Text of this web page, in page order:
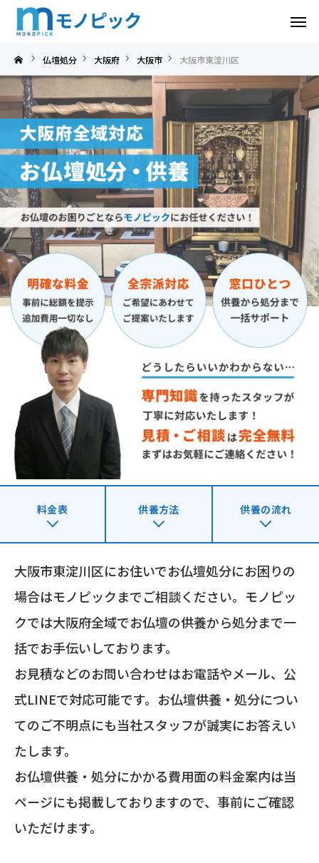
大阪市東淀川区
仏壇処分 大阪府 大阪市 大阪市東淀川区
料金表 供養方法 供養の流れ
大阪市東淀川区にお住いでお仏壇処分にお困りの
場合はモノピックまでご相談ください。モノピッ
クでは大阪府全域でお仏壇の供養から処分まで一
括でお手伝いしております。
お見積などのお問い合わせはお電話やメール、公
式LINEで対応可能です。お仏壇供養・処分につい
てのご不明点にも当社スタッフが誠実にお答えい
たします。
お仏壇供養・処分にかかる費用面の料金案内は当
ページにも掲載しておりますので、事前にご確認
いただけます。